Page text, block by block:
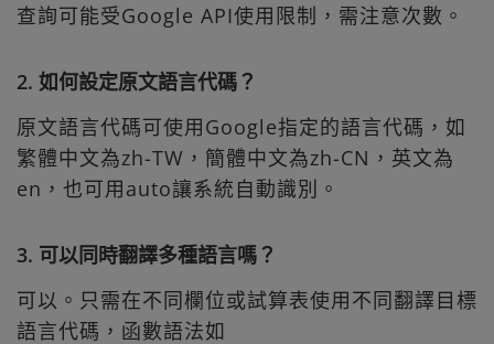
查詢可能受Google API使用限制，需注意次數。
2. 如何設定原文語言代碼？
原文語言代碼可使用Google指定的語言代碼，如
繁體中文為zh-TW，簡體中文為zh-CN，英文為
en，也可用auto讓系統自動識別。
3. 可以同時翻譯多種語言嗎？
可以。只需在不同欄位或試算表使用不同翻譯目標
語言代碼，函數語法如